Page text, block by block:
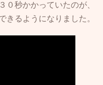
０秒かかっていたのが、
きるようになりました。